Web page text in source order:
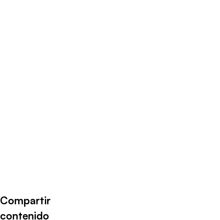
Compartir
contenido